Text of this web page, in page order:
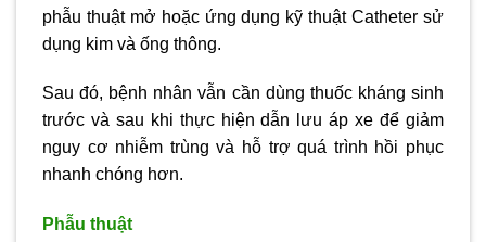
phẫu thuật mở hoặc ứng dụng kỹ thuật Catheter sử
dụng kim và ống thông.
Sau đó, bệnh nhân vẫn cần dùng thuốc kháng sinh
trước và sau khi thực hiện dẫn lưu áp xe để giảm
nguy cơ nhiễm trùng và hỗ trợ quá trình hồi phục
nhanh chóng hơn.
Phẫu thuật